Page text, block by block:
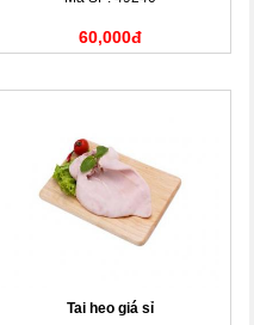
60,000đ
Tai heo giá sỉ